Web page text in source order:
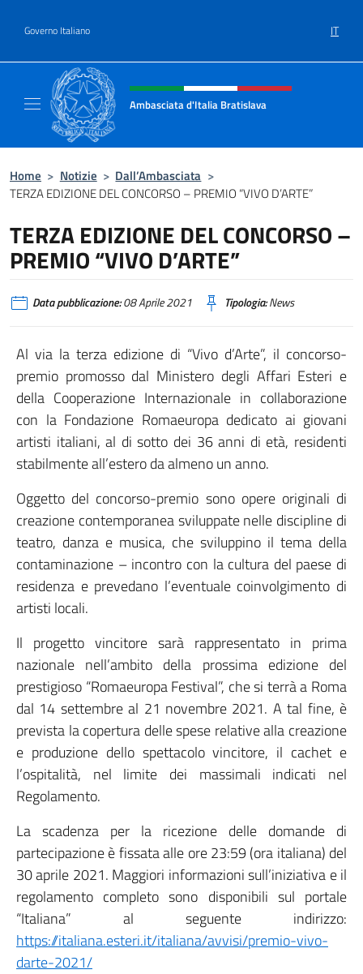
Governo Italiano IT
Intestazione sito, social e menù
Ambasciata d'Italia Bratislava
Home > Notizie > Dall’Ambasciata >
TERZA EDIZIONE DEL CONCORSO – PREMIO “VIVO D’ARTE”
TERZA EDIZIONE DEL CONCORSO –
PREMIO “VIVO D’ARTE”
Data pubblicazione:08 Aprile 2021 Tipologia:News
Al via la terza edizione di “Vivo d’Arte”, il concorso-
premio promosso dal Ministero degli Affari Esteri e
della Cooperazione Internazionale in collaborazione
con la Fondazione Romaeuropa dedicato ai giovani
artisti italiani, al di sotto dei 36 anni di età, residenti
stabilmente all’estero da almeno un anno.
Oggetto del concorso-premio sono opere originali di
creazione contemporanea sviluppate nelle discipline di
teatro, danza e musica, che sviluppino il tema della
contaminazione – incontro con la cultura del paese di
residenza e prevedano l’eventuale coinvolgimento di
artisti locali.
Il progetto vincitore sarà rappresentato in prima
nazionale nell’ambito della prossima edizione del
prestigioso “Romaeuropa Festival”, che si terrà a Roma
dal 14 settembre al 21 novembre 2021. A tal fine, è
prevista la copertura delle spese relative alla creazione
e produzione dello spettacolo vincitore, il cachet e
l’ospitalità, nel limite dei massimali indicati nel
Regolamento.
La scadenza per la ricezione delle domande di
partecipazione è fissata alle ore 23:59 (ora italiana) del
30 aprile 2021. Maggiori informazioni sull’iniziativa e il
regolamento completo sono disponibili sul portale
“Italiana” al seguente indirizzo:
https://italiana.esteri.it/italiana/avvisi/premio-vivo-
darte-2021/